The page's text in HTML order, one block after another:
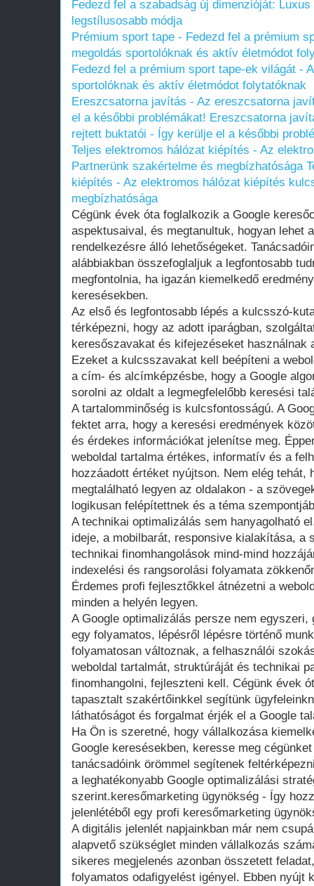
Fedezd fel a szabadság új dimenzióját:
legstílusosabb módja
Prémium sport tape - Fedezd fel a prémium
megoldás sportolóknak és aktív életmódot
Fedezd fel a prémium sport tape-ek világát -
sportolóknak és aktív életmódot folytatóknak
Ereszcsatorna javítás - Az ereszcsatorna
el a későbbi problémákat! Ereszcsatorna
rejtett buktatói - Így kerülje el a későbbi
Teljes elektromos hálózat kiépítés - Az
Partnerünk szakértelme és megbízhatósága
kiépítés - Az elektromos hálózat kiépítés
megbízhatósága
Cégünk évek óta foglalkozik a Google
aspektusaival, és megtanultuk, hogyan lehet
rendelkezésre álló lehetőségeket.
alábbiakban összefoglaljuk a legfontosabb
megfontolnia, ha igazán kiemelkedő
keresésekben.
Az első és legfontosabb lépés a kulcsszó-
térképezni, hogy az adott iparágban,
keresőszavakat és kifejezéseket használnak
Ezeket a kulcsszavakat kell beépíteni a
a cím- és alcímképzésbe, hogy a Google
sorolni az oldalt a legmegfelelőbb keresési
A tartalomminőség is kulcsfontosságú. A
fektet arra, hogy a keresési eredmények
és érdekes információkat jelenítse meg.
weboldal tartalma értékes, informatív és a
hozzáadott értéket nyújtson. Nem elég tehát,
megtalálható legyen az oldalakon - a
logikusan felépítettnek és a téma
A technikai optimalizálás sem hanyagolható
ideje, a mobilbarát, responsive kialakítása, a
technikai finomhangolások mind-mind
indexelési és rangsorolási folyamata
Érdemes profi fejlesztőkkel átnézetni a
minden a helyén legyen.
A Google optimalizálás persze nem
egy folyamatos, lépésről lépésre történő
folyamatosan változnak, a felhasználói
weboldal tartalmát, struktúráját és technikai
finomhangolni, fejleszteni kell. Cégünk évek
tapasztalt szakértőinkkel segítünk
láthatóságot és forgalmat érjék el a Google
Ha Ön is szeretné, hogy vállalkozása
Google keresésekben, keresse meg
tanácsadóink örömmel segítenek
a leghatékonyabb Google optimalizálási
szerint.keresőmarketing ügynökség - Így
jelenlétéből egy profi keresőmarketing
A digitális jelenlét napjainkban már nem
alapvető szükséglet minden vállalkozás
sikeres megjelenés azonban összetett
folyamatos odafigyelést igényel. Ebben nyújt